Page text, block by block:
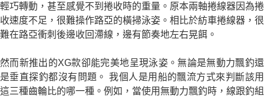
輕巧轉動，甚至感覺不到捲收時的重量。原本兩軸捲線器因為捲
收速度不足，很難操作路亞的橫掃泳姿。相比於紡車捲線器，很
難在路亞衝刺後邊收回滯線，邊有節奏地左右晃餌。
然而新推出的XG款卻能完美地呈現泳姿。無論是無動力飄釣還
是垂直探釣都沒有問題。 我個人是用船的飄流方式來判斷該用
這三種齒輪比的哪一種。例如，當使用無動力飄釣時，線跟釣組